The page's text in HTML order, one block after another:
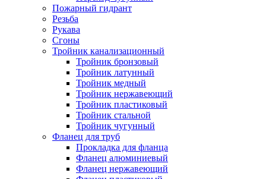
Пожарный гидрант
Резьба
Рукава
Сгоны
Тройник канализационный
Тройник бронзовый
Тройник латунный
Тройник медный
Тройник нержавеющий
Тройник пластиковый
Тройник стальной
Тройник чугунный
Фланец для труб
Прокладка для фланца
Фланец алюминиевый
Фланец нержавеющий